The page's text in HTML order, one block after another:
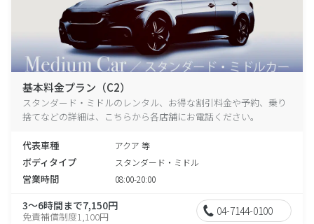
基本料金プラン（C2）
スタンダード・ミドルのレンタル、お得な割引料金や予約、乗り
捨てなどの詳細は、こちらから各店舗にお電話ください。
代表車種 アクア 等
ボディタイプ スタンダード・ミドル
営業時間 08:00-20:00
3～6時間まで7,150円
免責補償制度1,100円 04-7144-0100